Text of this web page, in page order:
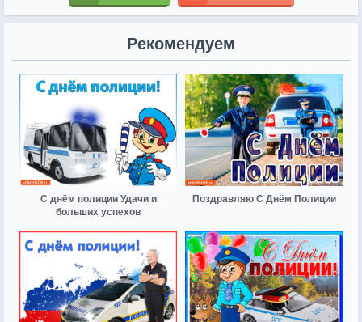
Рекомендуем
С днём полиции Удачи и
больших успехов
Поздравляю С Днём Полиции